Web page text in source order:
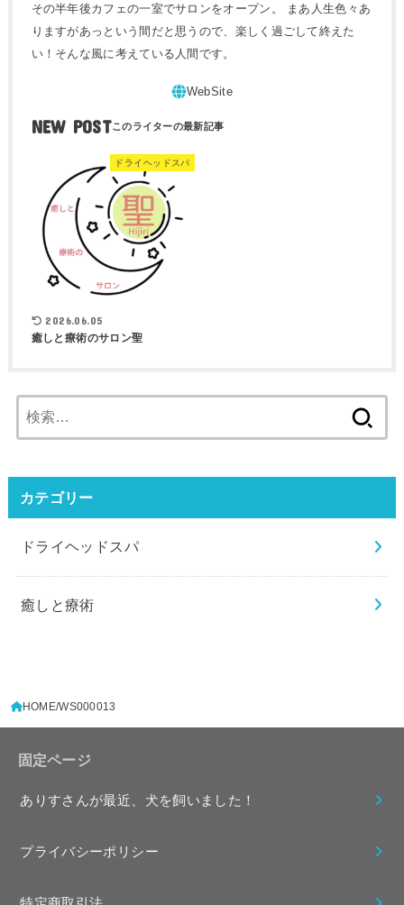
その半年後カフェの一室でサロンをオープン。 まあ人生色々あ
りますがあっという間だと思うので、楽しく過ごして終えた
い！そんな風に考えている人間です。
NEW POST
ドライヘッドスパ
2026.06.05
癒しと療術のサロン聖
索:
カテゴリー
ドライヘッドスパ
癒しと療術
HOME WS000013
固定ページ
ありすさんが最近、犬を飼いました！
プライバシーポリシー